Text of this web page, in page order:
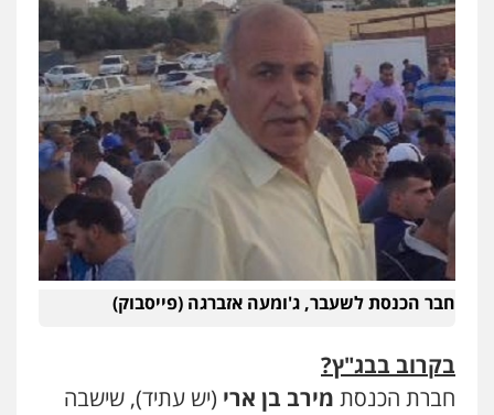
חבר הכנסת לשעבר, ג'ומעה אזברגה (פייסבוק)
בקרוב בבג"ץ?
חברת הכנסת מירב בן ארי (יש עתיד), שישבה